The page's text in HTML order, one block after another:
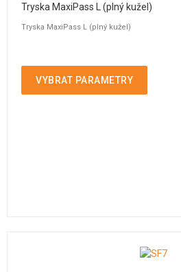
Tryska MaxiPass L (plný kužel)
Tryska MaxiPass L (plný kužel)
VYBRAT PARAMETRY